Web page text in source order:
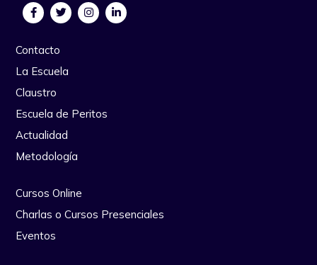
Contacto
La Escuela
Claustro
Escuela de Peritos
Actualidad
Metodología
Cursos Online
Charlas o Cursos Presenciales
Eventos